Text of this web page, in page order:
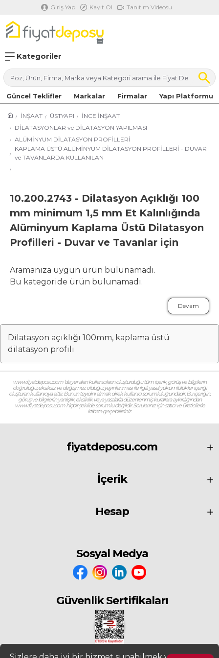
Giriş Yap Kayıt Ol Tanıtım Videosu
Kategoriler
Güncel Teklifler Markalar Firmalar Yapı Platformu
İNŞAAT ÜSTYAPI
İNCE İNŞAAT
DİLATASYONLAR ve DİLATASYON YAPILMASI
ALÜMİNYUM DİLATASYON PROFİLLERİ
KAPLAMA ÜSTÜ ALÜMİNYUM DİLATASYON PROFİLLERİ - DUVAR
ve TAVANLARDA KULLANILAN
10.200.2743 - Dilatasyon Açıklığı 100
mm minimum 1,5 mm Et Kalınlığında
Alüminyum Kaplama Üstü Dilatasyon
Profilleri - Duvar ve Tavanlar için
Aramanıza uygun ürün bulunamadı.
Bu kategoride ürün bulunamadı.
Devam
Dilatasyon açıklığı 100mm, kaplama üstü
dilatasyon profili
www.fiyatdeposu.com ‘da yer alan kullanıcıların oluşturduğu tüm içerik, görüş ve bilgilerin
doğruluğu, eksiksiz ve değişmez olduğu, yayınlanması ile ilgili yasal yükümlülükler içeriği
oluşturan kullanıcıya aittir. Bunun teyidini almak direk kullanıcı sorumluluğundadır. Bu içeriğin,
görüş ve bilgilerin yanlışlık, eksiklik veya yasalarla düzenlenmiş kurallara aykırılığından
www.fiyatdeposu.com hiçbir şekilde sorumlu değildir. Sorularınız için satıcı ve üreticilerle
irtibata geçebilirsiniz.
fiyatdeposu.com
İçerik
Hesap
Sosyal Medya
Güvenlik Sertifikaları